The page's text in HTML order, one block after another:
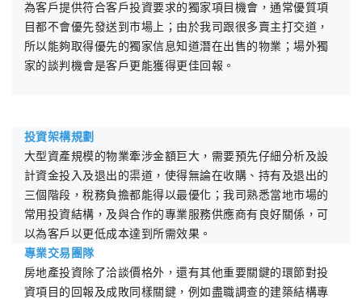
為客戶提供符合客戶投資要求的獨家項目機會，通常優質項
目都不會優先發送到市場上；由於我司跟很多賣主打交道，
所以能夠取得優先的獨家信息知道潛在出售的物業；場外獨
家的談判機會是客戶更能獲得更佳回報。
投資架構規劃
大型資產規模的物業牽涉金額巨大，需要預先仔細分析及設
計資金投入及退出的渠道，使得無論在收購、持有及退出的
三個階段，稅務負擔都能得以最優化；我司熟悉當地市場的
常用投資結構，及與合作的專業服務供應商有良好關係，可
以為客戶以更低成本達到所需效果。
專業交易團隊
房地產投資除了洽談價格外，還有其他重要關鍵的環節對投
資項目的回報及成敗同樣關鍵，例如盡職調查的建築結構專